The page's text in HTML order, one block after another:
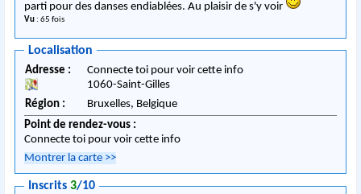
parti pour des danses endiablées. Au plaisir de s'y voir
Vu : 65 fois
Localisation
Adresse :
Connecte toi pour voir cette info
1060-Saint-Gilles
Région :
Bruxelles, Belgique
Point de rendez-vous :
Connecte toi pour voir cette info
Montrer la carte >>
Inscrits3/10